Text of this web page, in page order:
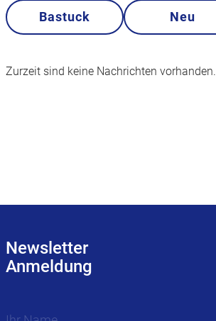
Bastuck Neu
Zurzeit sind keine Nachrichten vorhanden.
Newsletter
Anmeldung